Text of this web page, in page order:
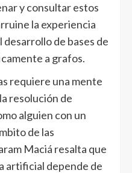
y consultar estos
la experiencia
desarrollo de bases de
a grafos.
requiere una mente
resolución de
alguien con un
de las
Maciá resalta que
artificial depende de